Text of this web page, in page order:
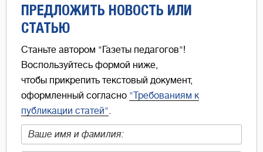
ПРЕДЛОЖИТЬ НОВОСТЬ ИЛИ
СТАТЬЮ
Станьте автором "Газеты педагогов"!
Воспользуйтесь формой ниже,
чтобы прикрепить текстовый документ,
оформленный согласно "Требованиям к
публикации статей"